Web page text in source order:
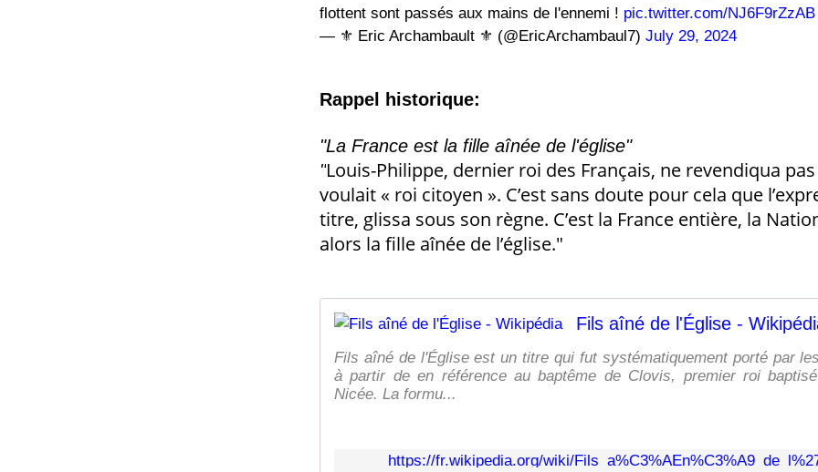
flottent sont passés aux mains de l'ennemi ! pic.twitter.com/NJ6F9rZzAB
— ⚜ Eric Archambault ⚜ (@EricArchambaul7) July 29, 2024
Rappel historique:
"La France est la fille aînée de l'église"
"Louis-Philippe, dernier roi des Français, ne revendiqua
voulait « roi citoyen ». C’est sans doute pour cela que
titre, glissa sous son règne. C’est la France entière, la
alors la fille aînée de l’église."
Fils aîné de l'Église -
Fils aîné de l'Église est un titre qui fut systématiquement porté par
à partir de en référence au baptême de Clovis, premier roi
Nicée. La formu...
https://fr.wikipedia.org/wiki/